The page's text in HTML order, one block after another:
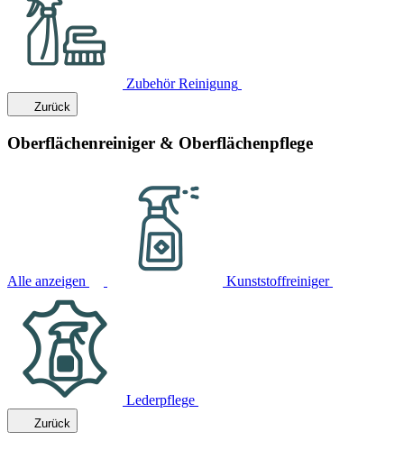
Zubehör Reinigung
Zurück
Oberflächenreiniger & Oberflächenpflege
Alle anzeigen Kunststoffreiniger
Lederpflege
Zurück